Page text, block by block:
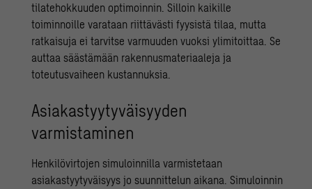
tilatehokkuuden optimoinnin. Silloin kaikille
toiminnoille varataan riittävästi fyysistä tilaa, mutta
ratkaisuja ei tarvitse varmuuden vuoksi ylimitoittaa. Se
auttaa säästämään rakennusmateriaaleja ja
toteutusvaiheen kustannuksia.
Asiakastyytyväisyyden
varmistaminen
Henkilövirtojen simuloinnilla varmistetaan
asiakastyytyväisyys jo suunnittelun aikana. Simuloinnin